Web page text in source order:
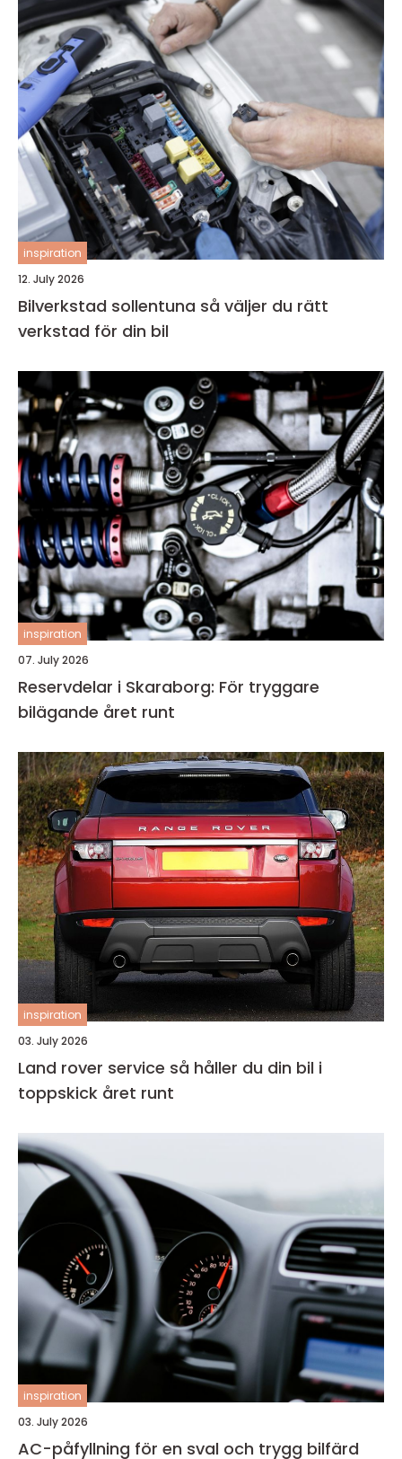
inspiration
12. July 2026
Bilverkstad sollentuna så väljer du rätt
verkstad för din bil
inspiration
07. July 2026
Reservdelar i Skaraborg: För tryggare
bilägande året runt
inspiration
03. July 2026
Land rover service så håller du din bil i
toppskick året runt
inspiration
03. July 2026
AC-påfyllning för en sval och trygg bilfärd